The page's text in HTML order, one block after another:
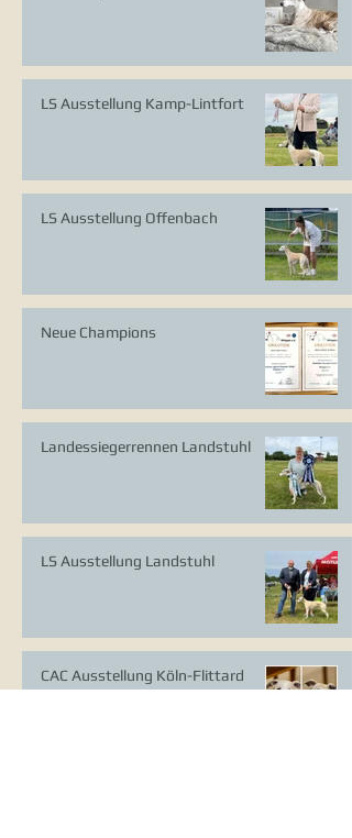
LS Ausstellung Kamp-Lintfort
LS Ausstellung Offenbach
Neue Champions
Landessiegerrennen Landstuhl
LS Ausstellung Landstuhl
CAC Ausstellung Köln-Flittard